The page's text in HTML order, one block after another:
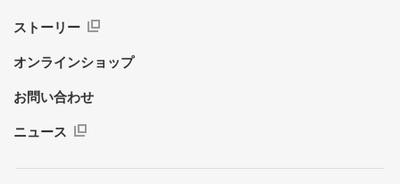
ストーリー
オンラインショップ
お問い合わせ
ニュース